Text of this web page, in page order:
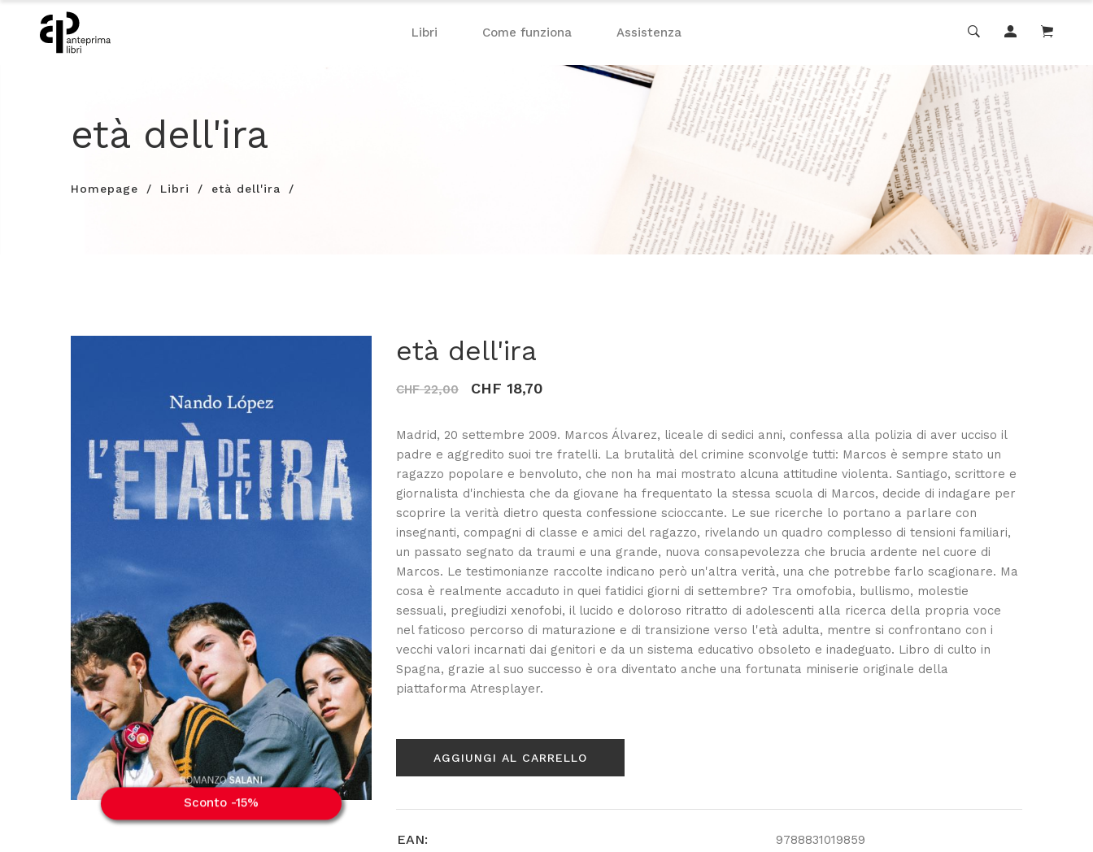
Libri Come funziona Assistenza
età dell'ira
Homepage Libri età dell'ira
Sconto -15%
età dell'ira
CHF 22,00 CHF 18,70
Madrid, 20 settembre 2009. Marcos Álvarez, liceale di sedici anni, confessa alla polizia di aver ucciso il
padre e aggredito suoi tre fratelli. La brutalità del crimine sconvolge tutti: Marcos è sempre stato un
ragazzo popolare e benvoluto, che non ha mai mostrato alcuna attitudine violenta. Santiago, scrittore e
giornalista d'inchiesta che da giovane ha frequentato la stessa scuola di Marcos, decide di indagare per
scoprire la verità dietro questa confessione scioccante. Le sue ricerche lo portano a parlare con
insegnanti, compagni di classe e amici del ragazzo, rivelando un quadro complesso di tensioni familiari,
un passato segnato da traumi e una grande, nuova consapevolezza che brucia ardente nel cuore di
Marcos. Le testimonianze raccolte indicano però un'altra verità, una che potrebbe farlo scagionare. Ma
cosa è realmente accaduto in quei fatidici giorni di settembre? Tra omofobia, bullismo, molestie
sessuali, pregiudizi xenofobi, il lucido e doloroso ritratto di adolescenti alla ricerca della propria voce
nel faticoso percorso di maturazione e di transizione verso l'età adulta, mentre si confrontano con i
vecchi valori incarnati dai genitori e da un sistema educativo obsoleto e inadeguato. Libro di culto in
Spagna, grazie al suo successo è ora diventato anche una fortunata miniserie originale della
piattaforma Atresplayer.
AGGIUNGI AL CARRELLO
EAN: 9788831019859